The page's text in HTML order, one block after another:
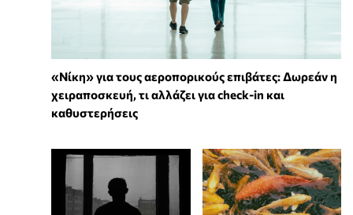
«Νίκη» για τους αεροπορικούς επιβάτες: Δωρεάν η
χειραποσκευή, τι αλλάζει για check-in και
καθυστερήσεις